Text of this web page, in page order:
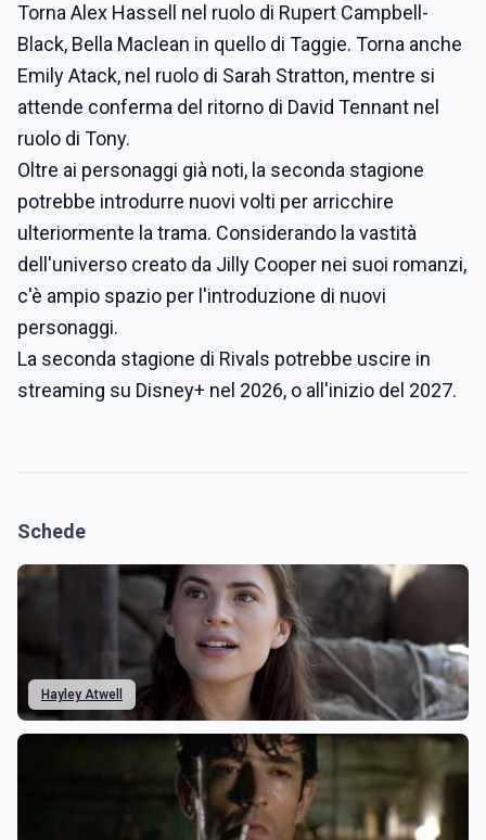
Torna Alex Hassell nel ruolo di Rupert Campbell-
Black, Bella Maclean in quello di Taggie. Torna anche
Emily Atack, nel ruolo di Sarah Stratton, mentre si
attende conferma del ritorno di David Tennant nel
ruolo di Tony.
Oltre ai personaggi già noti, la seconda stagione
potrebbe introdurre nuovi volti per arricchire
ulteriormente la trama. Considerando la vastità
dell'universo creato da Jilly Cooper nei suoi romanzi,
c'è ampio spazio per l'introduzione di nuovi
personaggi.
La seconda stagione di Rivals potrebbe uscire in
streaming su Disney+ nel 2026, o all'inizio del 2027.
Schede
Hayley Atwell